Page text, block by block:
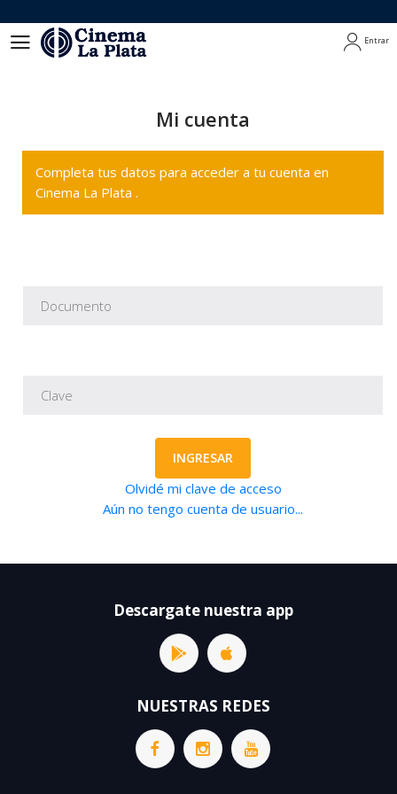
Entrar
Mi cuenta
Completa tus datos para acceder a tu cuenta en
Cinema La Plata .
INGRESAR
Olvidé mi clave de acceso
Aún no tengo cuenta de usuario...
Descargate nuestra app
NUESTRAS REDES